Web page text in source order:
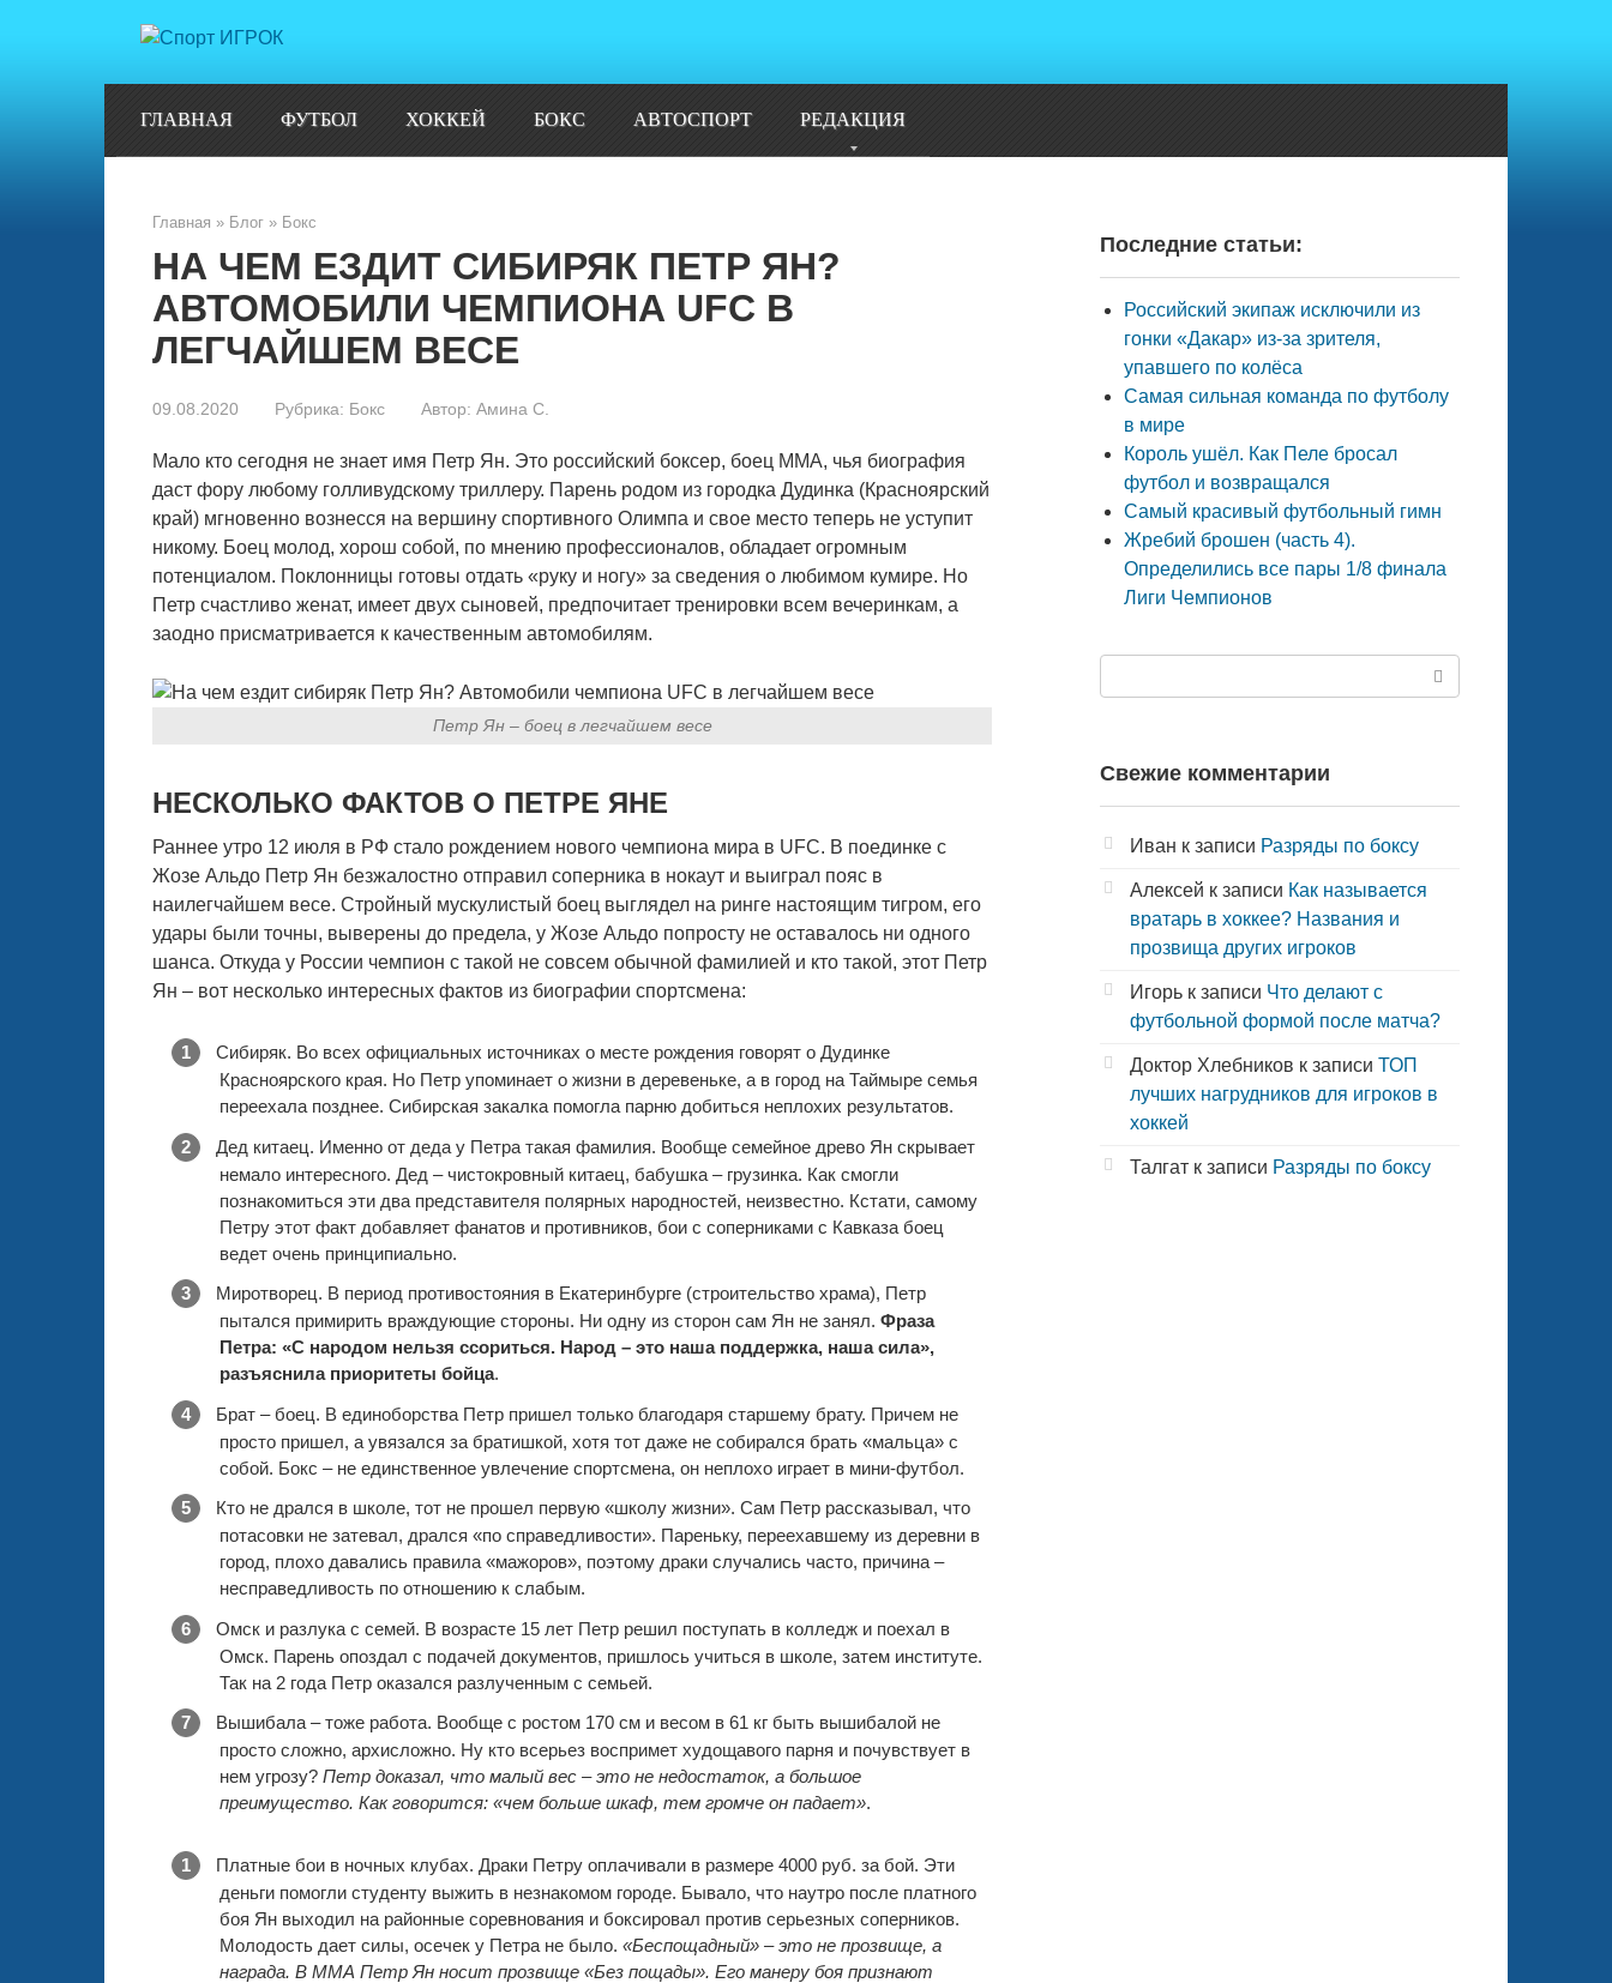
ГЛАВНАЯ ФУТБОЛ ХОККЕЙ БОКС АВТОСПОРТ РЕДАКЦИЯ
Главная » Блог » Бокс
НА ЧЕМ ЕЗДИТ СИБИРЯК ПЕТР ЯН?
АВТОМОБИЛИ ЧЕМПИОНА UFC В
ЛЕГЧАЙШЕМ ВЕСЕ
09.08.2020 Рубрика: Бокс Автор: Амина С.
Мало кто сегодня не знает имя Петр Ян. Это российский боксер, боец ММА, чья биография
даст фору любому голливудскому триллеру. Парень родом из городка Дудинка (Красноярский
край) мгновенно вознесся на вершину спортивного Олимпа и свое место теперь не уступит
никому. Боец молод, хорош собой, по мнению профессионалов, обладает огромным
потенциалом. Поклонницы готовы отдать «руку и ногу» за сведения о любимом кумире. Но
Петр счастливо женат, имеет двух сыновей, предпочитает тренировки всем вечеринкам, а
заодно присматривается к качественным автомобилям.
Петр Ян – боец в легчайшем весе
НЕСКОЛЬКО ФАКТОВ О ПЕТРЕ ЯНЕ
Раннее утро 12 июля в РФ стало рождением нового чемпиона мира в UFC. В поединке с
Жозе Альдо Петр Ян безжалостно отправил соперника в нокаут и выиграл пояс в
наилегчайшем весе. Стройный мускулистый боец выглядел на ринге настоящим тигром, его
удары были точны, выверены до предела, у Жозе Альдо попросту не оставалось ни одного
шанса. Откуда у России чемпион с такой не совсем обычной фамилией и кто такой, этот Петр
Ян – вот несколько интересных фактов из биографии спортсмена:
Сибиряк. Во всех официальных источниках о месте рождения говорят о Дудинке
Красноярского края. Но Петр упоминает о жизни в деревеньке, а в город на Таймыре семья
переехала позднее. Сибирская закалка помогла парню добиться неплохих результатов.
Дед китаец. Именно от деда у Петра такая фамилия. Вообще семейное древо Ян скрывает
немало интересного. Дед – чистокровный китаец, бабушка – грузинка. Как смогли
познакомиться эти два представителя полярных народностей, неизвестно. Кстати, самому
Петру этот факт добавляет фанатов и противников, бои с соперниками с Кавказа боец
ведет очень принципиально.
Миротворец. В период противостояния в Екатеринбурге (строительство храма), Петр
пытался примирить враждующие стороны. Ни одну из сторон сам Ян не занял. Фраза
Петра: «С народом нельзя ссориться. Народ – это наша поддержка, наша сила»,
разъяснила приоритеты бойца.
Брат – боец. В единоборства Петр пришел только благодаря старшему брату. Причем не
просто пришел, а увязался за братишкой, хотя тот даже не собирался брать «мальца» с
собой. Бокс – не единственное увлечение спортсмена, он неплохо играет в мини-футбол.
Кто не дрался в школе, тот не прошел первую «школу жизни». Сам Петр рассказывал, что
потасовки не затевал, дрался «по справедливости». Пареньку, переехавшему из деревни в
город, плохо давались правила «мажоров», поэтому драки случались часто, причина –
несправедливость по отношению к слабым.
Омск и разлука с семей. В возрасте 15 лет Петр решил поступать в колледж и поехал в
Омск. Парень опоздал с подачей документов, пришлось учиться в школе, затем институте.
Так на 2 года Петр оказался разлученным с семьей.
Вышибала – тоже работа. Вообще с ростом 170 см и весом в 61 кг быть вышибалой не
просто сложно, архисложно. Ну кто всерьез воспримет худощавого парня и почувствует в
нем угрозу? Петр доказал, что малый вес – это не недостаток, а большое
преимущество. Как говорится: «чем больше шкаф, тем громче он падает».
Платные бои в ночных клубах. Драки Петру оплачивали в размере 4000 руб. за бой. Эти
деньги помогли студенту выжить в незнакомом городе. Бывало, что наутро после платного
боя Ян выходил на районные соревнования и боксировал против серьезных соперников.
Молодость дает силы, осечек у Петра не было. «Беспощадный» – это не прозвище, а
награда. В ММА Петр Ян носит прозвище «Без пощады». Его манеру боя признают
Последние статьи:
Российский экипаж исключили из
гонки «Дакар» из-за зрителя,
упавшего по колёса
Самая сильная команда по футболу
в мире
Король ушёл. Как Пеле бросал
футбол и возвращался
Самый красивый футбольный гимн
Жребий брошен (часть 4).
Определились все пары 1/8 финала
Лиги Чемпионов
Свежие комментарии
Иван к записи Разряды по боксу
Алексей к записи Как называется
вратарь в хоккее? Названия и
прозвища других игроков
Игорь к записи Что делают с
футбольной формой после матча?
Доктор Хлебников к записи ТОП
лучших нагрудников для игроков в
хоккей
Талгат к записи Разряды по боксу